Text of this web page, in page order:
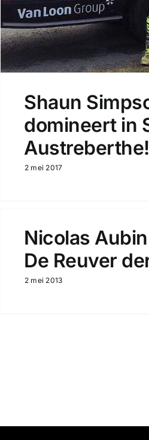
Shaun
domineert in
Austreberthe!
2 mei 2017
Nicolas
De Reuver
2 mei 2013